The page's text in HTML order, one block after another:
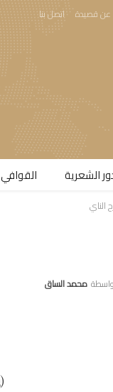
عن قصيدة اتصل بنا
الشعرية​
الناي
محمد الساق